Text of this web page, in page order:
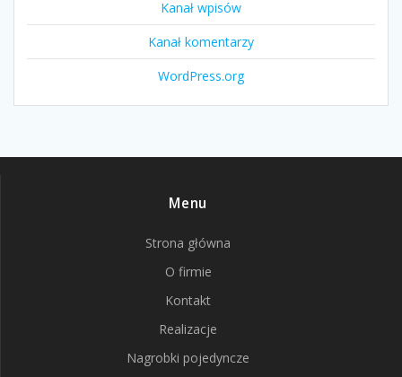
Kanał wpisów
Kanał komentarzy
WordPress.org
Menu
Strona główna
O firmie
Kontakt
Realizacje
Nagrobki pojedyncze